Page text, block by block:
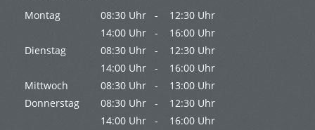
Montag 08:30 Uhr -
12:30 Uhr
14:00 Uhr -
16:00 Uhr
Dienstag
08:30 Uhr -
12:30 Uhr
14:00 Uhr -
16:00 Uhr
Mittwoch
08:30 Uhr -
13:00 Uhr
Donnerstag
08:30 Uhr -
12:30 Uhr
14:00 Uhr -
16:00 Uhr